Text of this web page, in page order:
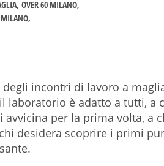
OVER 60 MILANO
incontri di lavoro a
laboratorio è adatto a tutti, a
per la prima volta, a
desidera scoprire i primi